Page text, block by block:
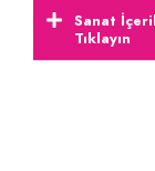
Sanat
Tıklayın